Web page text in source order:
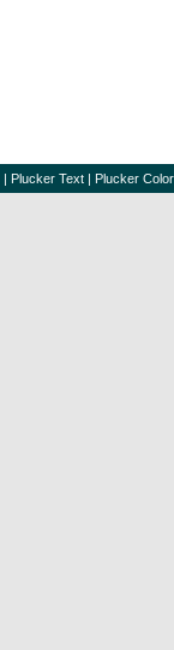
| Plucker Text | Plucker Color